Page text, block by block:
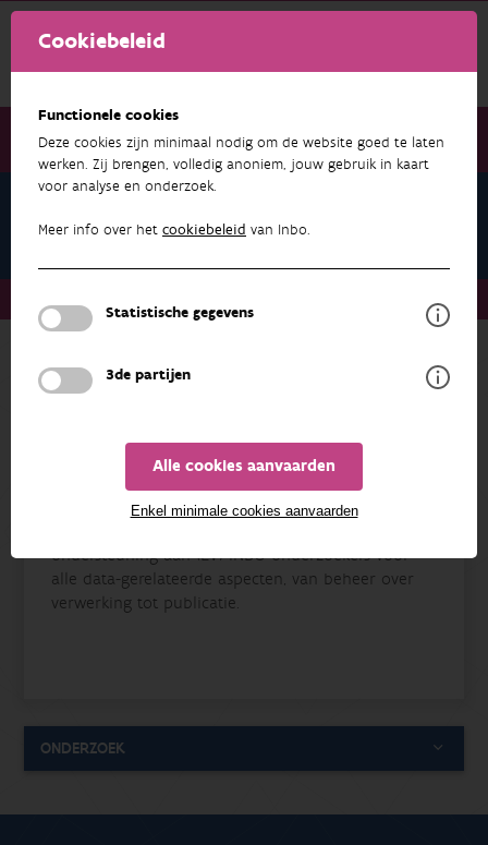
Cookiebeleid
Functionele cookies
Deze cookies zijn minimaal nodig om de website goed te laten
werken. Zij brengen, volledig anoniem, jouw gebruik in kaart
voor analyse en onderzoek.
Meer info over het cookiebeleid van Inbo.
Statistische gegevens
3de partijen
Alle cookies aanvaarden
Enkel minimale cookies aanvaarden
Databeheer
Databeheer
PROFIEL
ADRES
ondersteuning aan (EV) INBO onderzoekers voor
alle data-gerelateerde aspecten, van beheer over
verwerking tot publicatie.
ONDERZOEK